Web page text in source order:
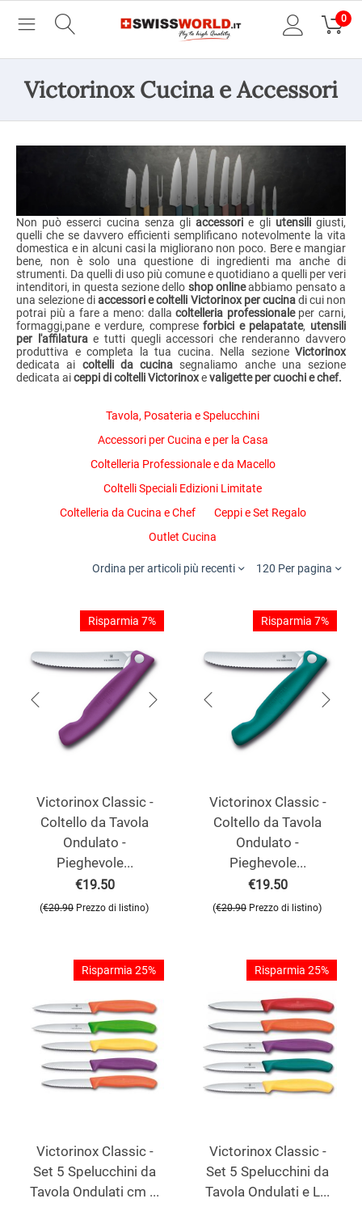
0
Victorinox Cucina e Accessori
Non può esserci cucina senza gliaccessori e gli utensiligiusti,
quelli che se davvero efficienti semplificano notevolmente la vita
domestica e in alcuni casi la migliorano non poco. Bere e mangiar
bene, non è solo una questione di ingredienti ma anche di
strumenti. Da quelli di uso più comune e quotidiano a quelli per veri
intenditori, in questa sezione dello shop onlineabbiamo pensato a
una selezione diaccessori e coltelli Victorinox per cucinadi cui non
potrai più a fare a meno: dallacoltelleria professionale per carni,
formaggi,pane e verdure, compreseforbici e pelapatate, utensili
per l'affilaturae tutti quegli accessori che renderanno davvero
produttiva e completa la tua cucina. Nella sezione Victorinox
dedicata ai coltelli da cucinasegnaliamo anche una sezione
dedicata aiceppi di coltelli Victorinoxevaligette per cuochi e chef.
Tavola, Posateria e Spelucchini
Accessori per Cucina e per la Casa
Coltelleria Professionale e da Macello
Coltelli Speciali Edizioni Limitate
Coltelleria da Cucina e Chef
Ceppi e Set Regalo
Outlet Cucina
Ordina per articoli più recenti 120 Per pagina
Risparmia 7%
Victorinox Classic -
Coltello da Tavola
Ondulato -
Pieghevole...
€19.50
(€20.90 Prezzo di listino)
Risparmia 7%
Victorinox Classic -
Coltello da Tavola
Ondulato -
Pieghevole...
€19.50
(€20.90 Prezzo di listino)
Risparmia 25%
Victorinox Classic -
Set 5 Spelucchini da
Tavola Ondulati cm ...
Risparmia 25%
Victorinox Classic -
Set 5 Spelucchini da
Tavola Ondulati e L...